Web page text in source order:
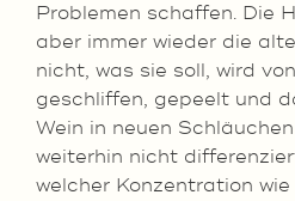
Problemen schaffen. Die
aber immer wieder die
nicht, was sie soll, wird
geschliffen, gepeelt und
Wein in neuen
weiterhin nicht
welcher Konzentration